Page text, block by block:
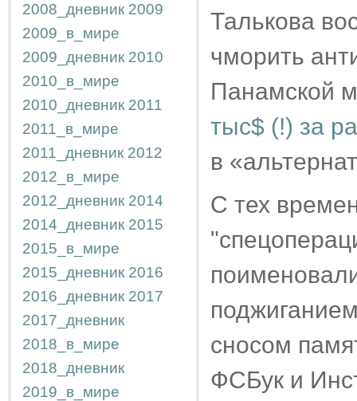
2008_дневник 2009
2009_в_мире
2009_дневник 2010
2010_в_мире
2010_дневник 2011
2011_в_мире
2011_дневник 2012
2012_в_мире
2012_дневник 2014
2014_дневник 2015
2015_в_мире
2015_дневник 2016
2016_дневник 2017
2017_дневник
2018_в_мире
2018_дневник
2019_в_мире
Талькова
чморить
Панамской
тыс$ (!) за
в
С тех
сносом
ФСБук и